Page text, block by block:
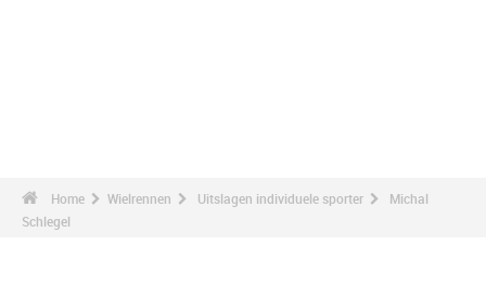
Home Wielrennen Uitslagen individuele sporter
Michal
Schlegel